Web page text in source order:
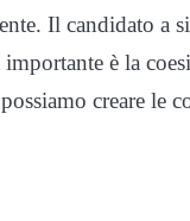
Il candidato a
è la
creare le